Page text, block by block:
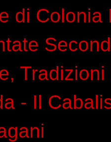
di Colonia
- Il